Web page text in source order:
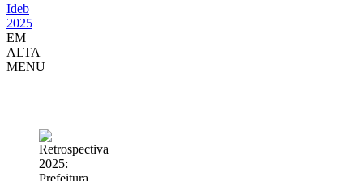
Ideb
2025
EM
ALTA
MENU